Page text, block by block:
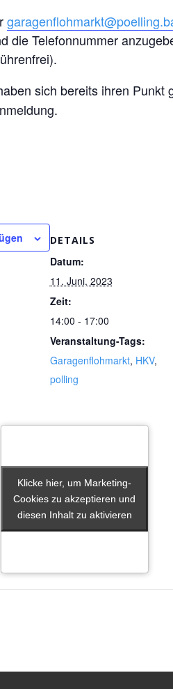
die Telefonnummer
sich bereits ihren Punkt
DETAILS
Datum:
11. Juni, 2023
Zeit:
14:00 - 17:00
Veranstaltung-Tags:
Garagenflohmarkt, HKV,
polling
Klicke hier, um Marketing-
Cookies zu akzeptieren und
diesen Inhalt zu aktivieren
Klicke hier, um Marketing-
Cookies zu akzeptieren und
diesen Inhalt zu aktivieren